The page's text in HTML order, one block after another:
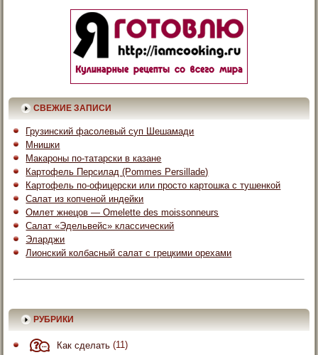
СВЕЖИЕ ЗАПИСИ
Грузинский фасолевый суп Шешамади
Мнишки
Макароны по-татарски в казане
Картофель Персилад (Pommes Persillade)
Картофель по-офицерски или просто картошка с тушенкой
Салат из копченой индейки
Омлет жнецов — Omelette des moissonneurs
Салат «Эдельвейс» классический
Эларджи
Лионский колбасный салат с грецкими орехами
РУБРИКИ
Как сделать (11)